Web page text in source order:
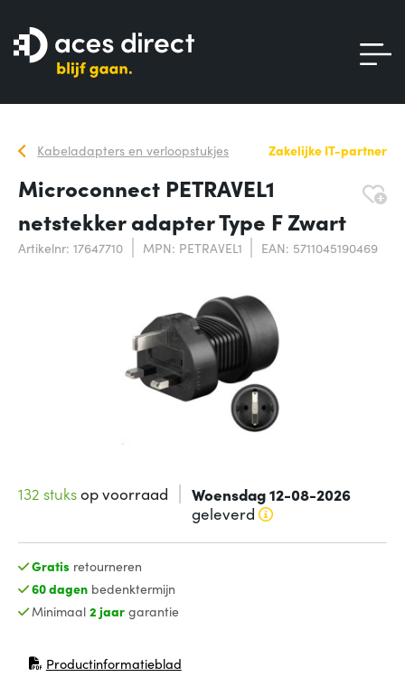
Kabeladapters en verloopstukjes Zakelijke IT-partner
Microconnect PETRAVEL1
netstekker adapter Type F Zwart
Artikelnr: 17647710 MPN: PETRAVEL1 EAN: 5711045190469
132 stuksop voorraad Woensdag 12-08-2026
geleverd
Gratis retourneren
60 dagenbedenktermijn
Minimaal 2 jaargarantie
Productinformatieblad
(opent in nieuw venster)